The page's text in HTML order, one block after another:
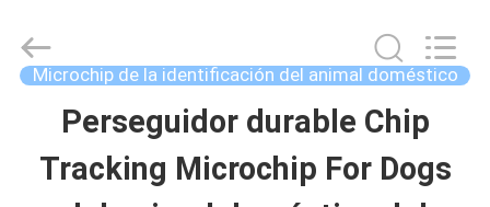
HOGAR
Fofia
Technology
Reserved.
Microchip de la identificación del animal doméstico
Perseguidor durable Chip
Tracking Microchip For Dogs